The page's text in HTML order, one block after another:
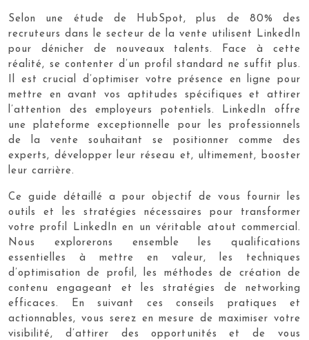
Selon une étude de HubSpot, plus de 80% des
recruteurs dans le secteur de la vente utilisent LinkedIn
pour dénicher de nouveaux talents. Face à cette
réalité, se contenter d’un profil standard ne suffit plus.
Il est crucial d’optimiser votre présence en ligne pour
mettre en avant vos aptitudes spécifiques et attirer
l’attention des employeurs potentiels. LinkedIn offre
une plateforme exceptionnelle pour les professionnels
de la vente souhaitant se positionner comme des
experts, développer leur réseau et, ultimement, booster
leur carrière.
Ce guide détaillé a pour objectif de vous fournir les
outils et les stratégies nécessaires pour transformer
votre profil LinkedIn en un véritable atout commercial.
Nous explorerons ensemble les qualifications
essentielles à mettre en valeur, les techniques
d’optimisation de profil, les méthodes de création de
contenu engageant et les stratégies de networking
efficaces. En suivant ces conseils pratiques et
actionnables, vous serez en mesure de maximiser votre
visibilité, d’attirer des opportunités et de vous